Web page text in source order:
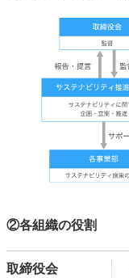
②各組織の役割
取締役会